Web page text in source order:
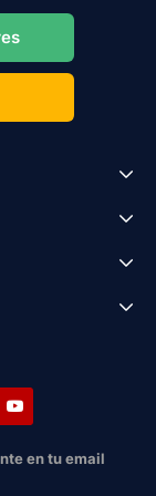
en tu email